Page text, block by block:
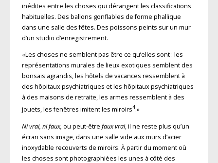
inédites entre les choses qui dérangent les classifications
habituelles. Des ballons gonflables de forme phallique
dans une salle des fêtes. Des poissons peints sur un mur
d’un studio d’enregistrement.
«Les choses ne semblent pas être ce qu’elles sont : les
représentations murales de lieux exotiques semblent des
bonsaïs agrandis, les hôtels de vacances ressemblent à
des hôpitaux psychiatriques et les hôpitaux psychiatriques
à des maisons de retraite, les armes ressemblent à des
jouets, les fenêtres imitent les miroirs4.»
Ni vrai, ni faux, ou peut-être faux vrai, il ne reste plus qu’un
écran sans image, dans une salle vide aux murs d’acier
inoxydable recouverts de miroirs. À partir du moment où
les choses sont photographiées les unes à côté des